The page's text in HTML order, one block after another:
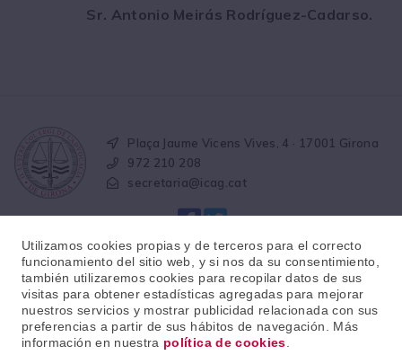
Sr. Antonio Meirás Rodríguez-Cadarso.
Plaça Jaume Vicens Vives, 4 · 17001 Girona
972 210 208
secretaria@icag.cat
© 2026 · Il·lustre col·legi de l'advocacia de Girona
Aviso legal
Utilizamos cookies propias y de terceros para el correcto
funcionamiento del sitio web, y si nos da su consentimiento,
también utilizaremos cookies para recopilar datos de sus
visitas para obtener estadísticas agregadas para mejorar
nuestros servicios y mostrar publicidad relacionada con sus
preferencias a partir de sus hábitos de navegación. Más
información en nuestra política de cookies